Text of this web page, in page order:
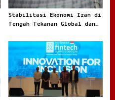
Stabilitasi Ekonomi Iran di
Tengah Tekanan Global dan